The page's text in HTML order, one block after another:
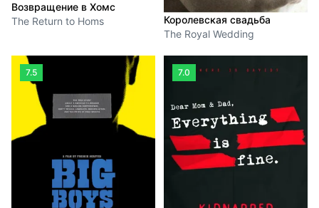
Возвращение в Хомс
The Return to Homs
Королевская свадьба
The Royal Wedding
7.5 7.0